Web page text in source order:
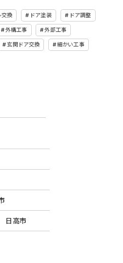
交換 ドア塗装 ドア調整
外構工事 外部工事
玄関ドア交換 細かい工事
日高市